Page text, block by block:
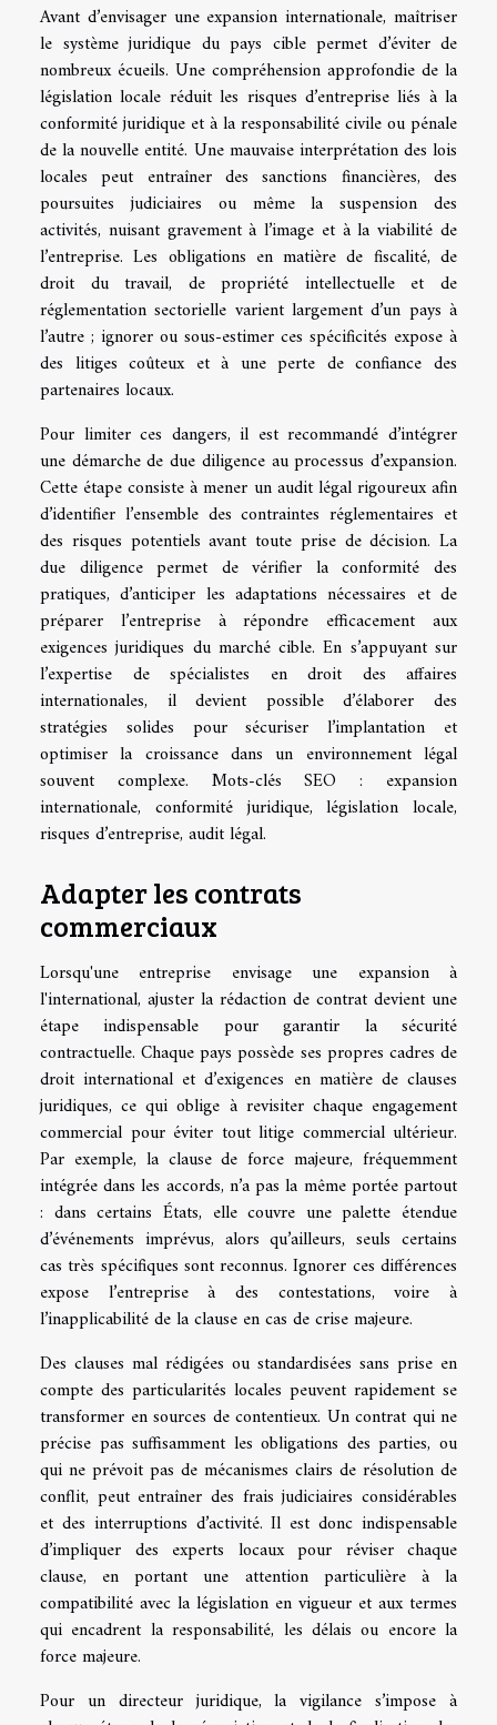
Avant d’envisager une expansion internationale, maîtriser
le système juridique du pays cible permet d’éviter de
nombreux écueils. Une compréhension approfondie de la
législation locale réduit les risques d’entreprise liés à la
conformité juridique et à la responsabilité civile ou pénale
de la nouvelle entité. Une mauvaise interprétation des lois
locales peut entraîner des sanctions financières, des
poursuites judiciaires ou même la suspension des
activités, nuisant gravement à l’image et à la viabilité de
l’entreprise. Les obligations en matière de fiscalité, de
droit du travail, de propriété intellectuelle et de
réglementation sectorielle varient largement d’un pays à
l’autre ; ignorer ou sous-estimer ces spécificités expose à
des litiges coûteux et à une perte de confiance des
partenaires locaux.
Pour limiter ces dangers, il est recommandé d’intégrer
une démarche de due diligence au processus d’expansion.
Cette étape consiste à mener un audit légal rigoureux afin
d’identifier l’ensemble des contraintes réglementaires et
des risques potentiels avant toute prise de décision. La
due diligence permet de vérifier la conformité des
pratiques, d’anticiper les adaptations nécessaires et de
préparer l’entreprise à répondre efficacement aux
exigences juridiques du marché cible. En s’appuyant sur
l’expertise de spécialistes en droit des affaires
internationales, il devient possible d’élaborer des
stratégies solides pour sécuriser l’implantation et
optimiser la croissance dans un environnement légal
souvent complexe. Mots-clés SEO : expansion
internationale, conformité juridique, législation locale,
risques d’entreprise, audit légal.
Adapter les contrats
commerciaux
Lorsqu'une entreprise envisage une expansion à
l'international, ajuster la rédaction de contrat devient une
étape indispensable pour garantir la sécurité
contractuelle. Chaque pays possède ses propres cadres de
droit international et d’exigences en matière de clauses
juridiques, ce qui oblige à revisiter chaque engagement
commercial pour éviter tout litige commercial ultérieur.
Par exemple, la clause de force majeure, fréquemment
intégrée dans les accords, n’a pas la même portée partout
: dans certains États, elle couvre une palette étendue
d’événements imprévus, alors qu’ailleurs, seuls certains
cas très spécifiques sont reconnus. Ignorer ces différences
expose l’entreprise à des contestations, voire à
l’inapplicabilité de la clause en cas de crise majeure.
Des clauses mal rédigées ou standardisées sans prise en
compte des particularités locales peuvent rapidement se
transformer en sources de contentieux. Un contrat qui ne
précise pas suffisamment les obligations des parties, ou
qui ne prévoit pas de mécanismes clairs de résolution de
conflit, peut entraîner des frais judiciaires considérables
et des interruptions d’activité. Il est donc indispensable
d’impliquer des experts locaux pour réviser chaque
clause, en portant une attention particulière à la
compatibilité avec la législation en vigueur et aux termes
qui encadrent la responsabilité, les délais ou encore la
force majeure.
Pour un directeur juridique, la vigilance s’impose à